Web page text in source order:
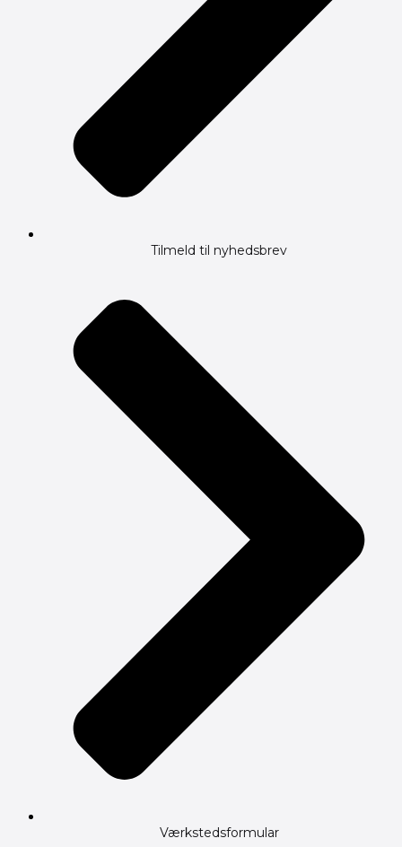
Tilmeld til nyhedsbrev
Værkstedsformular